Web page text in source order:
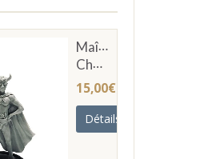
Maître
Chevachier
15,00€
Détails